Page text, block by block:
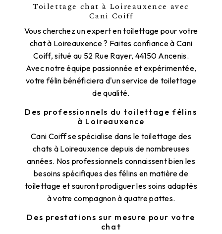
Toilettage chat à Loireauxence avec
Cani Coiff
Vous cherchez un expert en toilettage pour votre
chat à Loireauxence ? Faites confiance à Cani
Coiff, situé au 52 Rue Rayer, 44150 Ancenis.
Avec notre équipe passionnée et expérimentée,
votre félin bénéficiera d'un service de toilettage
de qualité.
Des professionnels du toilettage félins
à Loireauxence
Cani Coiff se spécialise dans le toilettage des
chats à Loireauxence depuis de nombreuses
années. Nos professionnels connaissent bien les
besoins spécifiques des félins en matière de
toilettage et sauront prodiguer les soins adaptés
à votre compagnon à quatre pattes.
Des prestations sur mesure pour votre
chat